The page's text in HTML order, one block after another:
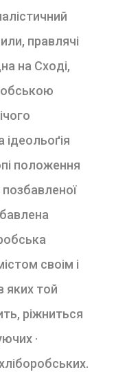
правлячі
на Схо­ді,
ідеольоґія
положення
позбавленої
своім і
яких той
ріжниться
·